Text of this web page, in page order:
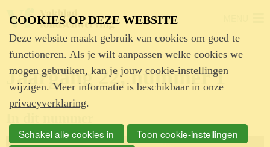
Jaargang 22, nummer 1
COOKIES OP DEZE WEBSITE
Deze website maakt gebruik van cookies om goed te
functioneren. Als je wilt aanpassen welke cookies we
mogen gebruiken, kan je jouw cookie-instellingen
wijzigen. Meer informatie is beschikbaar in onze
privacyverklaring.
Schakel alle cookies in
Toon cookie-instellingen